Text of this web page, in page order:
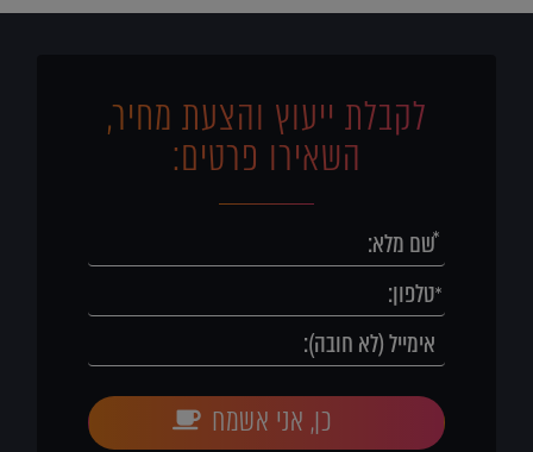
לקבלת ייעוץ והצעת מחיר,
השאירו פרטים:
כן, אני אשמח